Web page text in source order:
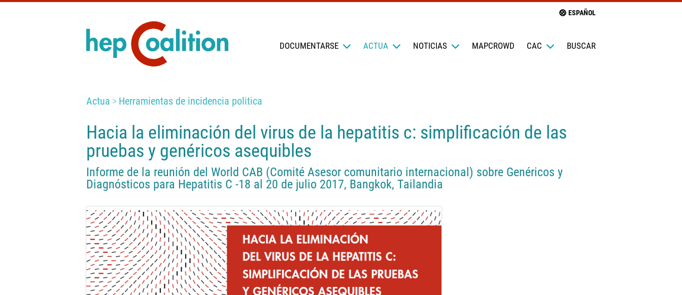
DOCUMENTARSE ACTUA NOTICIAS MAPCROWD CAC BUSCAR
ESPAÑOL
Actua Herramientas de incidencia politica
Hacia la eliminación del virus de la hepatitis c: simplificación de las
pruebas y genéricos asequibles
Informe de la reunión del World CAB (Comité Asesor comunitario internacional) sobre Genéricos y
Diagnósticos para Hepatitis C -18 al 20 de julio 2017, Bangkok, Tailandia